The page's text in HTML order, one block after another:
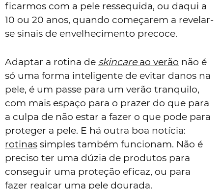
ficarmos com a pele ressequida, ou daqui a
10 ou 20 anos, quando começarem a revelar-
se sinais de envelhecimento precoce.
Adaptar a rotina de skincareao verão não é
só uma forma inteligente de evitar danos na
pele, é um passe para um verão tranquilo,
com mais espaço para o prazer do que para
a culpa de não estar a fazer o que pode para
proteger a pele. E há outra boa notícia:
rotinas simples também funcionam. Não é
preciso ter uma dúzia de produtos para
conseguir uma proteção eficaz, ou para
fazer realçar uma pele dourada.